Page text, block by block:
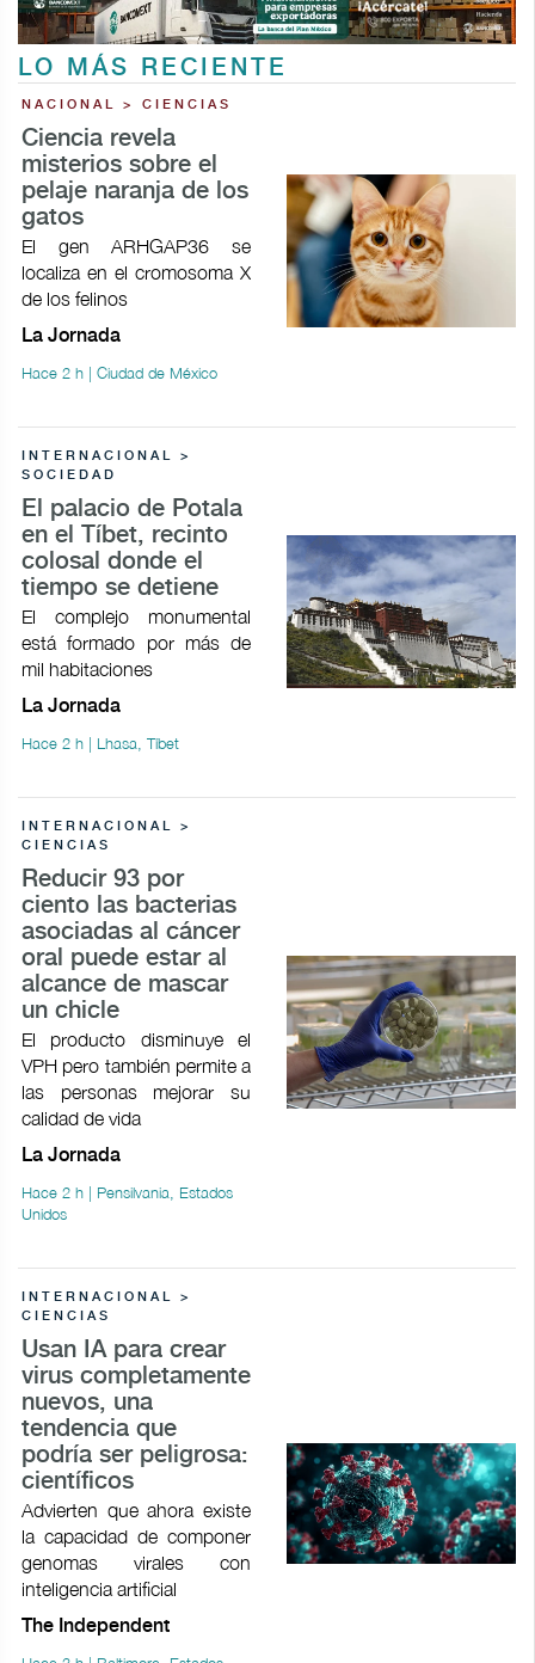
LO MÁS RECIENTE
NACIONAL > CIENCIAS
Ciencia revela
misterios sobre el
pelaje naranja de los
gatos
El gen ARHGAP36 se
localiza en el cromosoma X
de los felinos
La Jornada
Hace 2 h | Ciudad de México
INTERNACIONAL >
SOCIEDAD
El palacio de Potala
en el Tíbet, recinto
colosal donde el
tiempo se detiene
El complejo monumental
está formado por más de
mil habitaciones
La Jornada
Hace 2 h | Lhasa, Tíbet
INTERNACIONAL >
CIENCIAS
Reducir 93 por
ciento las bacterias
asociadas al cáncer
oral puede estar al
alcance de mascar
un chicle
El producto disminuye el
VPH pero también permite a
las personas mejorar su
calidad de vida
La Jornada
Hace 2 h | Pensilvania, Estados
Unidos
INTERNACIONAL >
CIENCIAS
Usan IA para crear
virus completamente
nuevos, una
tendencia que
podría ser peligrosa:
científicos
Advierten que ahora existe
la capacidad de componer
genomas virales con
inteligencia artificial
The Independent